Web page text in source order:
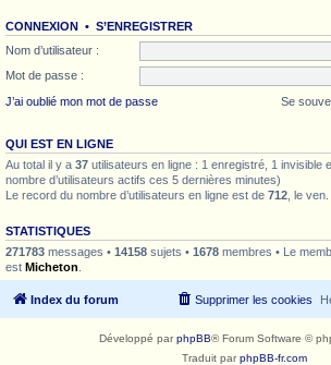
CONNEXION • S’ENREGISTRER
Nom d’utilisateur :
Mot de passe :
J’ai oublié mon mot de passe
Se
QUI EST EN LIGNE
Au total il y a 37 utilisateurs en ligne : 1 enregistré, 1 invisible
nombre d’utilisateurs actifs ces 5 dernières minutes)
Le record du nombre d’utilisateurs en ligne est de 712 , le
STATISTIQUES
271783 messages • 14158 sujets • 1678 membres • Le
est Micheton
Index du forum Supprimer les cookies
Développé parphpBB® Forum Software ©
Traduit parphpBB-fr.com